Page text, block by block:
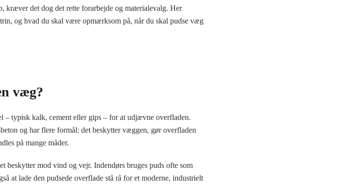
kræver det dog det rette forarbejde og materialevalg. Her
og hvad du skal være opmærksom på, når du skal pudse væg
væg?
– typisk kalk, cement eller gips – for at udjævne overfladen.
og har flere formål: det beskytter væggen, gør overfladen
på mange måder.
beskytter mod vind og vejr. Indendørs bruges puds ofte som
at lade den pudsede overflade stå rå for et moderne, industrielt